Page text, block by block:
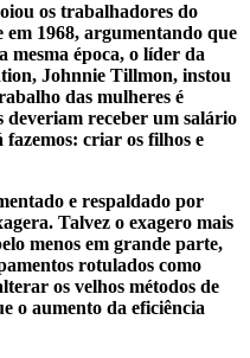
os trabalhadores do
em 1968, argumentando que
mesma época, o líder da
Johnnie Tillmon, instou
das mulheres é
receber um salário
criar os filhos e
e respaldado por
Talvez o exagero mais
menos em grande parte,
rotulados como
os velhos métodos de
o aumento da eficiência